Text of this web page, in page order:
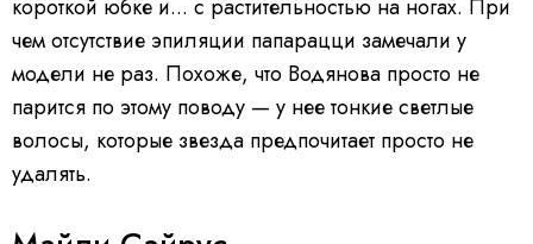
короткой юбке и... с растительностью на ногах. При
чем отсутствие эпиляции папарацци замечали у
модели не раз. Похоже, что Водянова просто не
парится по этому поводу — у нее тонкие светлые
волосы, которые звезда предпочитает просто не
удалять.